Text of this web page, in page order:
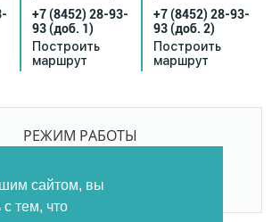
сайтом, вы
тем, что
+7 (8452) 28-93-
93(доб. 1)
Построить
маршрут
+7 (8452) 28-93-
93(доб. 2)
Построить
маршрут
РЕЖИМ РАБОТЫ
ПЕРЕРЫВОВ И ВЫХОДНЫХ